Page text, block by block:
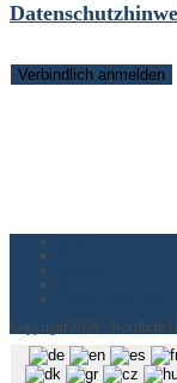
Copyright 2026 - Nordlicht